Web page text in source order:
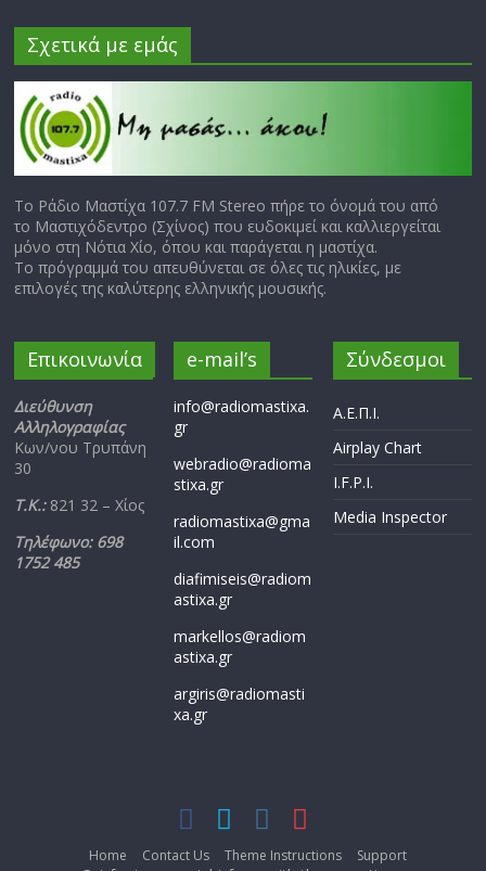
Σχετικά με εμάς
Το Ράδιο Μαστίχα 107.7 FM Stereo πήρε το όνομά του από
το Μαστιχόδεντρο (Σχίνος) που ευδοκιμεί και καλλιεργείται
μόνο στη Νότια Χίο, όπου και παράγεται η μαστίχα.
Το πρόγραμμά του απευθύνεται σε όλες τις ηλικίες, με
επιλογές της καλύτερης ελληνικής μουσικής.
Επικοινωνία
Διεύθυνση
Αλληλογραφίας
Κων/νου Τρυπάνη
30
Τ.Κ.: 821 32 – Χίος
Τηλέφωνο: 698
1752 485
e-mail’s
info@radiomastixa.
gr
webradio@radioma
stixa.gr
radiomastixa@gma
il.com
diafimiseis@radiom
astixa.gr
markellos@radiom
astixa.gr
argiris@radiomasti
xa.gr
Σύνδεσμοι
Α.Ε.Π.Ι.
Airplay Chart
I.F.P.I.
Media Inspector
Home Contact Us Theme Instructions Support